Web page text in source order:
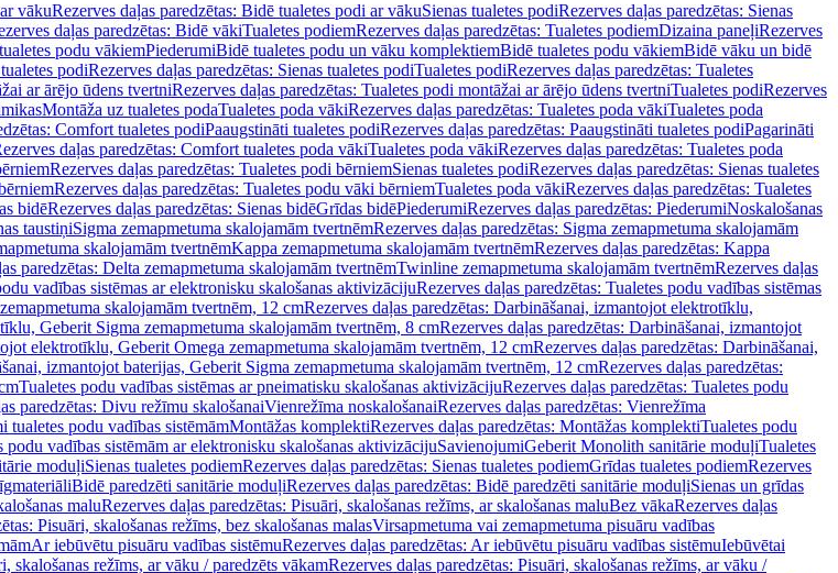
vākuRezerves daļas paredzētas: Bidē tualetes podi ar vākuSienas tualetes podiRezerves daļas paredzētas: Sienas
daļas paredzētas: Bidē vākiTualetes podiemRezerves daļas paredzētas: Tualetes podiemDizaina paneļiRezerves
podu vākiemPiederumiBidē tualetes podu un vāku komplektiemBidē tualetes podu vākiemBidē vāku un bidē
podiRezerves daļas paredzētas: Sienas tualetes podiTualetes podiRezerves daļas paredzētas: Tualetes
ar ārējo ūdens tvertniRezerves daļas paredzētas: Tualetes podi montāžai ar ārējo ūdens tvertniTualetes podiRezerves
Montāža uz tualetes podaTualetes poda vākiRezerves daļas paredzētas: Tualetes poda vākiTualetes poda
Comfort tualetes podiPaaugstināti tualetes podiRezerves daļas paredzētas: Paaugstināti tualetes podiPagarināti
daļas paredzētas: Comfort tualetes poda vākiTualetes poda vākiRezerves daļas paredzētas: Tualetes poda
Rezerves daļas paredzētas: Tualetes podi bērniemSienas tualetes podiRezerves daļas paredzētas: Sienas tualetes
Rezerves daļas paredzētas: Tualetes podu vāki bērniemTualetes poda vākiRezerves daļas paredzētas: Tualetes
bidēRezerves daļas paredzētas: Sienas bidēGrīdas bidēPiederumiRezerves daļas paredzētas: PiederumiNoskalošanas
taustiņiSigma zemapmetuma skalojamām tvertnēmRezerves daļas paredzētas: Sigma zemapmetuma skalojamām
skalojamām tvertnēmKappa zemapmetuma skalojamām tvertnēmRezerves daļas paredzētas: Kappa
paredzētas: Delta zemapmetuma skalojamām tvertnēmTwinline zemapmetuma skalojamām tvertnēmRezerves daļas
vadības sistēmas ar elektronisku skalošanas aktivizācijuRezerves daļas paredzētas: Tualetes podu vadības sistēmas
skalojamām tvertnēm, 12 cmRezerves daļas paredzētas: Darbināšanai, izmantojot elektrotīklu,
Geberit Sigma zemapmetuma skalojamām tvertnēm, 8 cmRezerves daļas paredzētas: Darbināšanai, izmantojot
elektrotīklu, Geberit Omega zemapmetuma skalojamām tvertnēm, 12 cmRezerves daļas paredzētas: Darbināšanai,
izmantojot baterijas, Geberit Sigma zemapmetuma skalojamām tvertnēm, 12 cmRezerves daļas paredzētas:
Tualetes podu vadības sistēmas ar pneimatisku skalošanas aktivizācijuRezerves daļas paredzētas: Tualetes podu
paredzētas: Divu režīmu skalošanaiVienrežīma noskalošanaiRezerves daļas paredzētas: Vienrežīma
tualetes podu vadības sistēmāmMontāžas komplektiRezerves daļas paredzētas: Montāžas komplektiTualetes podu
podu vadības sistēmām ar elektronisku skalošanas aktivizācijuSavienojumiGeberit Monolith sanitārie moduļiTualetes
moduļiSienas tualetes podiemRezerves daļas paredzētas: Sienas tualetes podiemGrīdas tualetes podiemRezerves
Bidē paredzēti sanitārie moduļiRezerves daļas paredzētas: Bidē paredzēti sanitārie moduļiSienas un grīdas
maluRezerves daļas paredzētas: Pisuāri, skalošanas režīms, ar skalošanas maluBez vākaRezerves daļas
Pisuāri, skalošanas režīms, bez skalošanas malasVirsapmetuma vai zemapmetuma pisuāru vadības
Ar iebūvētu pisuāru vadības sistēmuRezerves daļas paredzētas: Ar iebūvētu pisuāru vadības sistēmuIebūvētai
skalošanas režīms, ar vāku / paredzēts vākamRezerves daļas paredzētas: Pisuāri, skalošanas režīms, ar vāku /